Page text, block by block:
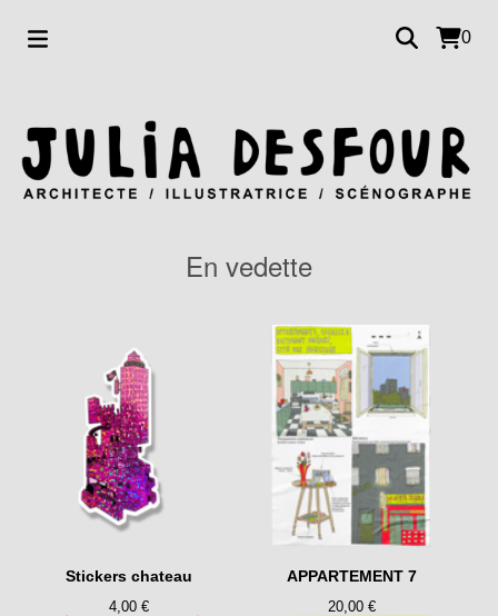
0
En vedette
Stickers chateau
4,00 €
APPARTEMENT 7
20,00 €